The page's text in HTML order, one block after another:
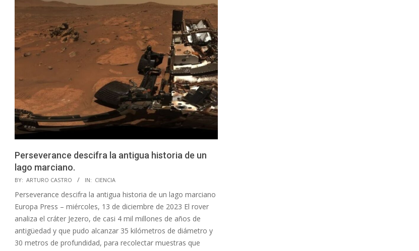
Perseverance descifra la antigua historia de un
lago marciano.
2023-
12-
28
BY: ARTURO CASTRO IN: CIENCIA
Perseverance descifra la antigua historia de un lago marciano
Europa Press – miércoles, 13 de diciembre de 2023 El rover
analiza el cráter Jezero, de casi 4 mil millones de años de
antigüedad y que pudo alcanzar 35 kilómetros de diámetro y
30 metros de profundidad, para recolectar muestras que